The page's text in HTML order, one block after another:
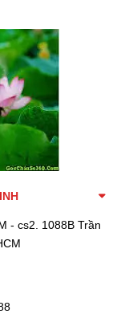
- cs2. 1088B Trần